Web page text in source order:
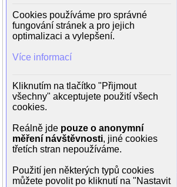
Milan Jedlička (Niklík)
Zdeněk Martínek (německý voják)
Vít Olmer (německý voják)
Ivan Renč (německý voják)
Vladimír Stach (Cumát)
Gustáv Valach (Cyril)
Josef Vorel (německý voják)
Pavel Wuršer (Rez)
Štěpán Zemánek (Josef Petržela)
Cookies používáme pro správné
fungování stránek a pro jejich
optimalizaci a vylepšení.
Více informací
Kliknutím na tlačítko "Přijmout
všechny" akceptujete použití všech
cookies.
Reálně jde pouze o anonymní
měření návštěvnosti, jiné cookies
třetích stran nepoužíváme.
Použití jen některých typů cookies
můžete povolit po kliknutí na "Nastavit